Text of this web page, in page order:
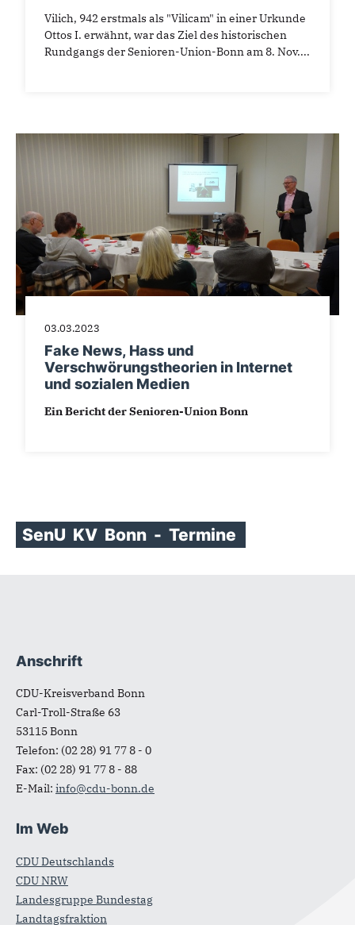
Vilich, 942 erstmals als "Vilicam" in einer Urkunde
Ottos I. erwähnt, war das Ziel des historischen
Rundgangs der Senioren-Union-Bonn am 8. Nov....
03.03.2023
Fake News, Hass und
Verschwörungstheorien in Internet
und sozialen Medien
Ein Bericht der Senioren-Union Bonn
SenU KV Bonn - Termine
Fußbereich
Anschrift
CDU-Kreisverband Bonn
Carl-Troll-Straße 63
53115Bonn
Telefon: (02 28) 91 77 8 - 0
Fax: (02 28) 91 77 8 - 88
E-Mail: info@cdu-bonn.de
Im Web
CDU Deutschlands
CDU NRW
Landesgruppe Bundestag
Landtagsfraktion